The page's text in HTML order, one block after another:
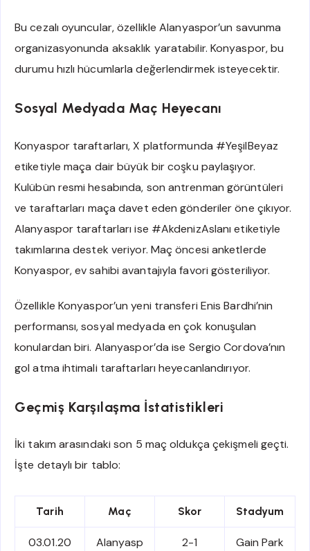
Bu cezalı oyuncular, özellikle Alanyaspor’un savunma
organizasyonunda aksaklık yaratabilir. Konyaspor, bu
durumu hızlı hücumlarla değerlendirmek isteyecektir.
Sosyal Medyada Maç Heyecanı
Konyaspor taraftarları, X platformunda #YeşilBeyaz
etiketiyle maça dair büyük bir coşku paylaşıyor.
Kulübün resmi hesabında, son antrenman görüntüleri
ve taraftarları maça davet eden gönderiler öne çıkıyor.
Alanyaspor taraftarları ise #AkdenizAslanı etiketiyle
takımlarına destek veriyor. Maç öncesi anketlerde
Konyaspor, ev sahibi avantajıyla favori gösteriliyor.
Özellikle Konyaspor’un yeni transferi Enis Bardhi’nin
performansı, sosyal medyada en çok konuşulan
konulardan biri. Alanyaspor’da ise Sergio Cordova’nın
gol atma ihtimali taraftarları heyecanlandırıyor.
Geçmiş Karşılaşma İstatistikleri
İki takım arasındaki son 5 maç oldukça çekişmeli geçti.
İşte detaylı bir tablo:
Tarih Maç Skor Stadyum
03.01.20
Alanyasp
2-1
Gain Park